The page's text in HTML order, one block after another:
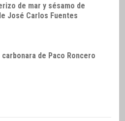
de mar y sésamo de
José Carlos Fuentes
carbonara de Paco Roncero